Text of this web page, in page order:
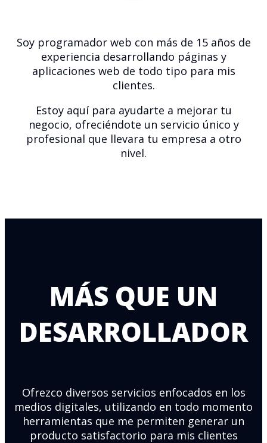
Soy programador web con más de 15 años de
experiencia desarrollando páginas y
aplicaciones web de todo tipo para mis
clientes.
Estoy aquí para ayudarte a mejorar tu
negocio, ofreciéndote un servicio único y
profesional que llevara tu empresa a otro
nivel.
MÁS QUE UN
DESARROLLADOR
Ofrezco diversos servicios enfocados en los
medios digitales, utilizando en todo momento
herramientas que me permiten generar un
producto satisfactorio para mis clientes